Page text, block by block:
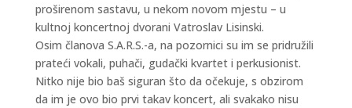
proširenom sastavu, u nekom novom mjestu – u
kultnoj koncertnoj dvorani Vatroslav Lisinski.
Osim članova S.A.R.S.-a, na pozornici su im se pridružili
prateći vokali, puhači, gudački kvartet i perkusionist.
Nitko nije bio baš siguran što da očekuje, s obzirom
da im je ovo bio prvi takav koncert, ali svakako nisu